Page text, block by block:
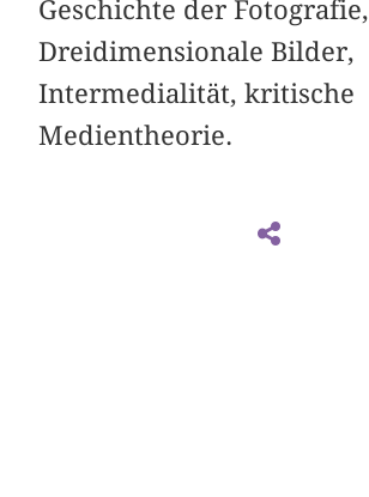
Geschichte der Fotografie,
Dreidimensionale Bilder,
Intermedialität, kritische
Medientheorie.